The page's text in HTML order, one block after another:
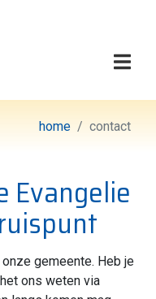
Evangelie
home contact
Evangelie
gemeente. Heb je
ons weten via